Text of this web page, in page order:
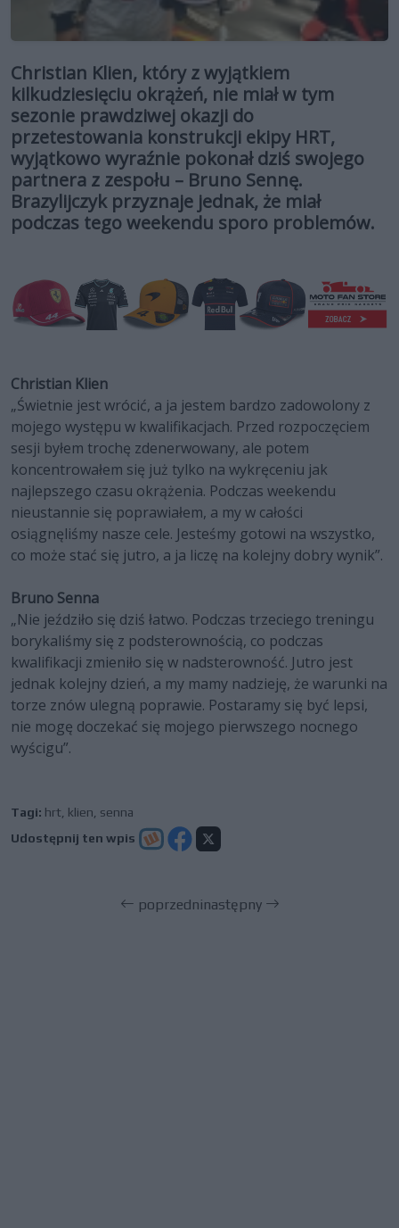
Christian Klien, który z wyjątkiem
kilkudziesięciu okrążeń, nie miał w tym
sezonie prawdziwej okazji do
przetestowania konstrukcji ekipy HRT,
wyjątkowo wyraźnie pokonał dziś swojego
partnera z zespołu – Bruno Sennę.
Brazylijczyk przyznaje jednak, że miał
podczas tego weekendu sporo problemów.
Christian Klien
„Świetnie jest wrócić, a ja jestem bardzo zadowolony z
mojego występu w kwalifikacjach. Przed rozpoczęciem
sesji byłem trochę zdenerwowany, ale potem
koncentrowałem się już tylko na wykręceniu jak
najlepszego czasu okrążenia. Podczas weekendu
nieustannie się poprawiałem, a my w całości
osiągnęliśmy nasze cele. Jesteśmy gotowi na wszystko,
co może stać się jutro, a ja liczę na kolejny dobry wynik”.
Bruno Senna
„Nie jeździło się dziś łatwo. Podczas trzeciego treningu
borykaliśmy się z podsterownością, co podczas
kwalifikacji zmieniło się w nadsterowność. Jutro jest
jednak kolejny dzień, a my mamy nadzieję, że warunki na
torze znów ulegną poprawie. Postaramy się być lepsi,
nie mogę doczekać się mojego pierwszego nocnego
wyścigu”.
Tagi: hrt, klien, senna
Udostępnij ten wpis
poprzedninastępny